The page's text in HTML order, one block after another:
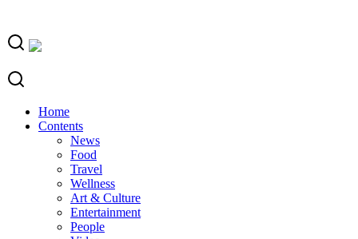
Home
Contents
News
Food
Travel
Wellness
Art & Culture
Entertainment
People